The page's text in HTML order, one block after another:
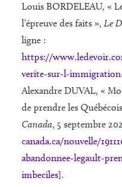
Louis BORDELEAU, «
l’épreuve des faits », Le
ligne :
https://
verite-sur-l-
Alexandre DUVAL, «
de prendre les Québécois
Canada, 5 septembre
canada.ca/nouvelle/
abandonnee-legault-
imbeciles].